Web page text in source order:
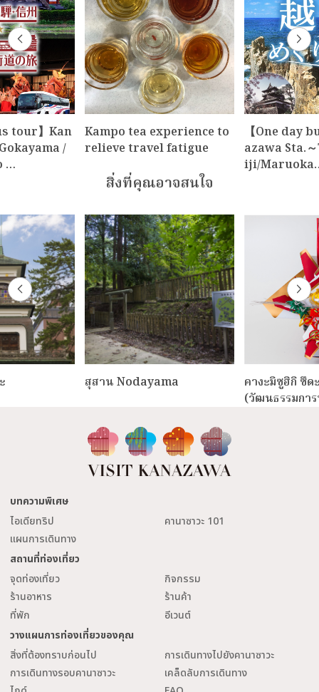
tour】Kan
/
…
Kampo tea experience to
relieve travel fatigue
【One day
azawa Sta.
iji/
สิ่งที่คุณอาจสนใจ
สุสาน Nodayama
คางะมิซูฮิกิ ซึด
(วัฒนธรรมกา
บทความพิเศษ
ไอเดียทริป
คานาซาวะ 101
แผนการเดินทาง
สถานที่ท่องเที่ยว
จุดท่องเที่ยว
กิจกรรม
ร้านอาหาร
ร้านค้า
ที่พัก
อีเวนต์
วางแผนการท่องเที่ยวของคุณ
สิ่งที่ต้องทราบก่อนไป
การเดินทางไปยังคานาซาวะ
การเดินทางรอบคานาซาวะ
เคล็ดลับการเดินทาง